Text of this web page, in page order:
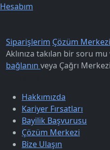
Hesabım
Siparişlerim Çözüm Merkezi
Aklınıza takılan bir soru mu
bağlanın veya Çağrı
Hakkımızda
Kariyer Fırsatları
Bayilik Başvurusu
Çözüm Merkezi
Bize Ulaşın